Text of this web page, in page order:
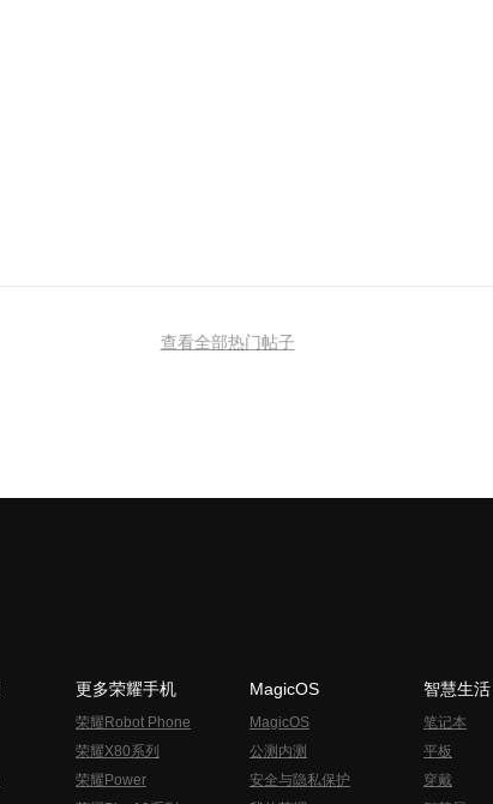
查看全部热门帖子
更多荣耀手机
荣耀Robot Phone
荣耀X80系列
荣耀Power
MagicOS
MagicOS
公测内测
安全与隐私保护
智慧生活
笔记本
平板
穿戴